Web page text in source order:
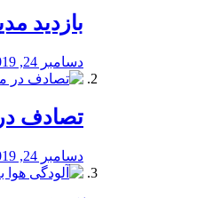
بازدید
دسامبر 24, 2019
تصادف
دسامبر 24, 2019